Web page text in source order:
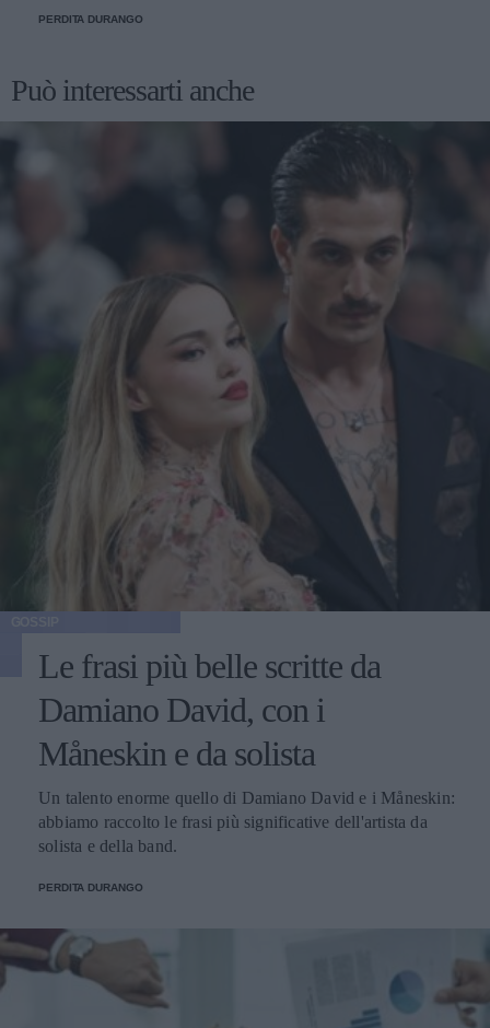
PERDITA DURANGO
Può interessarti anche
Le frasi più belle scritte da
Damiano David, con i
Måneskin e da solista
Un talento enorme quello di Damiano David e i Måneskin:
abbiamo raccolto le frasi più significative dell'artista da
solista e della band.
PERDITA DURANGO